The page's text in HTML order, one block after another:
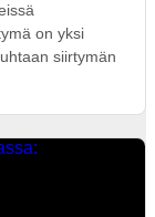
on yksi
siirtymän